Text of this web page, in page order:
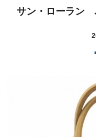
サン・ローラン